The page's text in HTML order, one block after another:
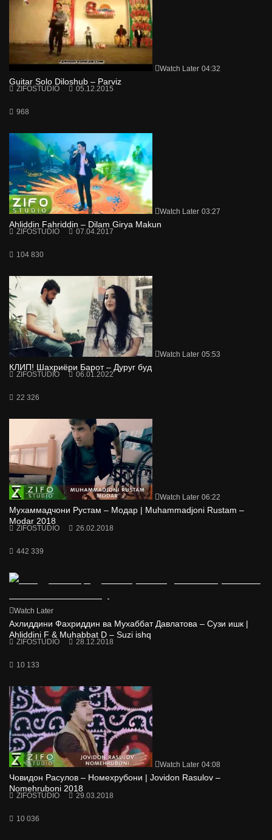
Watch Later 04:32
Guitar Solo Diloshub – Parviz
ZIFOSTUDIO 05.12.2015
968
Watch Later 03:27
Ahliddin Fahriddin – Dilam Girya Makun
ZIFOSTUDIO 07.04.2017
104 830
Watch Later 05:53
КЛИП! Шахриёри Барот – Дуруг буд
ZIFOSTUDIO 06.01.2022
22 326
Watch Later 06:22
Мухаммадчони Рустам – Модар | Muhammadjoni Rustam –
Modar 2018
ZIFOSTUDIO 26.02.2018
442 339
Watch Later
Ахлиддини Фахриддин ва Мухаббат Давлатова – Сузи ишк |
Ahliddini F & Muhabbat D – Suzi ishq
ZIFOSTUDIO 28.12.2018
10 133
Watch Later 04:08
Човидон Расулов – Номехрубони | Jovidon Rasulov –
Nomehruboni 2018
ZIFOSTUDIO 29.03.2018
10 036